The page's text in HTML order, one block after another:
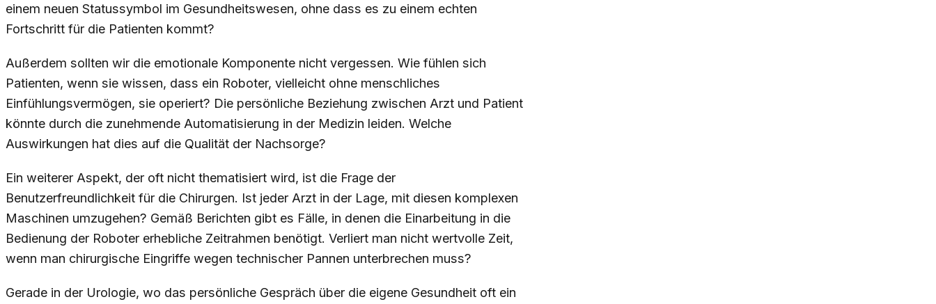
einem neuen Statussymbol im Gesundheitswesen, ohne dass es zu einem echten
Fortschritt für die Patienten kommt?
Außerdem sollten wir die emotionale Komponente nicht vergessen. Wie fühlen sich
Patienten, wenn sie wissen, dass ein Roboter, vielleicht ohne menschliches
Einfühlungsvermögen, sie operiert? Die persönliche Beziehung zwischen Arzt und Patient
könnte durch die zunehmende Automatisierung in der Medizin leiden. Welche
Auswirkungen hat dies auf die Qualität der Nachsorge?
Ein weiterer Aspekt, der oft nicht thematisiert wird, ist die Frage der
Benutzerfreundlichkeit für die Chirurgen. Ist jeder Arzt in der Lage, mit diesen komplexen
Maschinen umzugehen? Gemäß Berichten gibt es Fälle, in denen die Einarbeitung in die
Bedienung der Roboter erhebliche Zeitrahmen benötigt. Verliert man nicht wertvolle Zeit,
wenn man chirurgische Eingriffe wegen technischer Pannen unterbrechen muss?
Gerade in der Urologie, wo das persönliche Gespräch über die eigene Gesundheit oft ein